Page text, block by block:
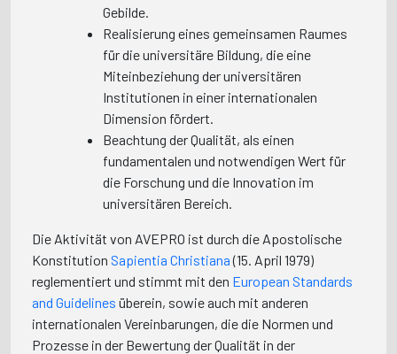
Gebilde.
Realisierung eines gemeinsamen Raumes
für die universitäre Bildung, die eine
Miteinbeziehung der universitären
Institutionen in einer internationalen
Dimension fördert.
Beachtung der Qualität, als einen
fundamentalen und notwendigen Wert für
die Forschung und die Innovation im
universitären Bereich.
Die Aktivität von AVEPRO ist durch die Apostolische
Konstitution Sapientia Christiana(15. April 1979)
reglementiert und stimmt mit den European Standards
and Guidelines überein, sowie auch mit anderen
internationalen Vereinbarungen, die die Normen und
Prozesse in der Bewertung der Qualität in der